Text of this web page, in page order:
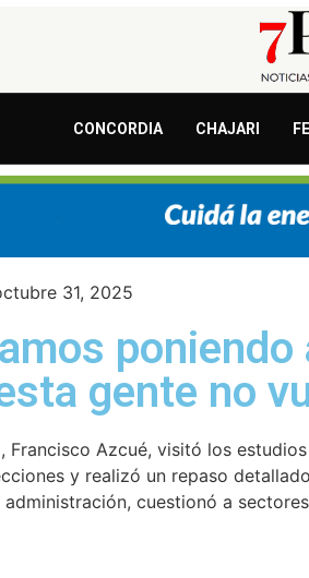
CONCORDIA CHAJARI
31, 2025
gente no
Francisco Azcué, visitó los
y realizó un repaso
cuestionó a